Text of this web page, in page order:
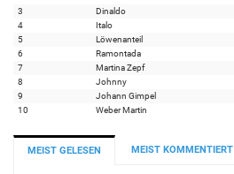
3
Dinaldo
4
Italo
5
Löwenanteil
6
Ramontada
7
Martina Zepf
8
Johnny
9
Johann Gimpel
10
Weber Martin
MEIST GELESEN MEIST KOMMENTIERT